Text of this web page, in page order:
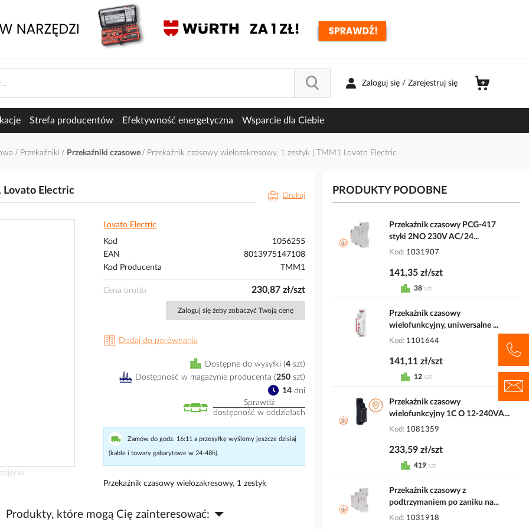
Zaloguj się / Zarejestruj się
Strefa producentów Efektywność energetyczna Wsparcie dla Ciebie
Przekaźniki Przekaźniki czasowe Przekaźnik czasowy wielozakresowy, 1 zestyk | TMM1 Lovato Electric
Lovato Electric Drukuj
Lovato Electric
Kod
1056255
EAN
8013975147108
Kod Producenta
TMM1
Cena brutto 230,87 zł/szt
Zaloguj się żeby zobaczyć Twoją cenę
Dodaj do porównania
Dostępne do wysyłki 4 szt
14 dni
Dostępność w magazynie producenta (250 szt)
Sprawdź
dostępność w oddziałach
Zamów do godz. 16:11 a przesyłkę wyślemy jeszcze dzisiaj
(kable i towary gabarytowe w 24-48h).
Przekaźnik czasowy wielozakresowy, 1 zestyk
Produkty, które mogą Cię zainteresować:
PRODUKTY PODOBNE
Przekaźnik czasowy PCG-417
styki 2NO 230V AC/24...
Kod 1031907
141,35 zł/szt
38 szt
Przekaźnik czasowy
wielofunkcyjny, uniwersalne ...
Kod 1101644
141,11 zł/szt
12 szt
Przekaźnik czasowy
wielofunkcyjny 1C O 12-240VA...
Kod 1081359
233,59 zł/szt
419 szt
Przekaźnik czasowy z
podtrzymaniem po zaniku na...
Kod 1031918